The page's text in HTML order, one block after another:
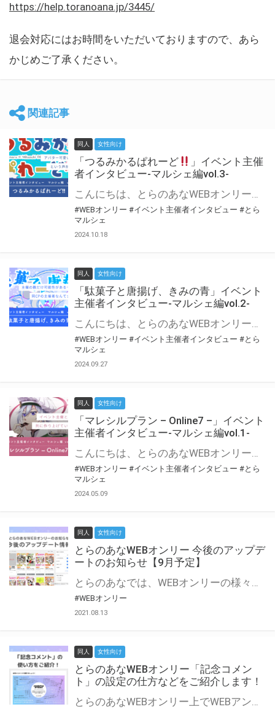
https://help.toranoana.jp/3445/
退会対応にはお時間をいただいておりますので、あら
かじめご了承ください。
関連記事
同人 女性向け
「つるみかるぱれーど
」イベント主催
者インタビュー-マルシェ編vol.3-
こんにちは、とらのあなWEBオンリー運営スタッフです。 新たにお届けする、イベント主催者インタビュー-マルシェ編-は、 とらのあなWEBオンリー「マルシェ」をご利用した主催様に 「マルシェ」を使って開催した感想や心がけをお聞きする企画です。 今回は、WEBオンリー初開催「つるみかるぱれーど
#WEBオンリー #イベント主催者インタビュー #とら
マルシェ
2024.10.18
同人 女性向け
「駄菓子と唐揚げ、きみの青」イベント
主催者インタビュー-マルシェ編vol.2-
こんにちは、とらのあなWEBオンリー運営スタッフです。 新たにお届けする、イベント主催者インタビュー-マルシェ編-は、 とらのあなWEBオンリー「マルシェ」をご利用の主催様に 「マルシェ」を使ってイベントを開催した感想や心がけをお聞きする企画です。 今回は、WEBオンリー初開催「駄菓子と唐揚げ、きみの青」より、 主催のぎこ六屋様にお話を伺いました。 協力：ぎこ六屋様／イベント公式Twitter（@krkgwks） とらのあなWEBオンリー「マルシェ」とは？ WEBオンリーでリアルタイムでコミュニケーションがとれるオンライン会場です。
#WEBオンリー #イベント主催者インタビュー #とら
マルシェ
2024.09.27
同人 女性向け
「マレシルプラン – Online7 –」イベント
主催者インタビュー-マルシェ編vol.1-
こんにちは、とらのあなWEBオンリー運営スタッフです。 新たにお届けする、イベント主催者インタビュー-マルシェ編-は、 とらのあなWEBオンリー「マルシェ」をご利用した主催様に 「マルシェ」を使って開催した感想や心がけをお聞きする企画です。 今回は、WEBオンリー開催7回目迎えた「マレシルプラン – Online7 –」より、 主催の玉川うた様にお話を伺いました。 ▼マレシルプランのインタビュー前回記事 「イベント主催者インタビュー vol.6」はこちら 協力：玉川うた様（マレシルプラン実行委員会 代表）／イベント公式Twitter（@mallesil_plan） とらのあなWEBオンリー「マルシェ」とは？ WEBオンリーでリアルタイムでコミュニケーションがとれるオンライン会場です。
#WEBオンリー #イベント主催者インタビュー #とら
マルシェ
2024.05.09
同人 女性向け
とらのあなWEBオンリー 今後のアップデ
ートのお知らせ【9月予定】
とらのあなでは、WEBオンリーの様々な支援を実施しています。 今回は2021年9月に実装を予定しているアップデート情報についてご紹介いたします。 とらのあなWEBオンリーサイトはこちら
#WEBオンリー
2021.08.13
同人 女性向け
とらのあなWEBオンリー「記念コメン
ト」の設定の仕方などをご紹介します！
とらのあなWEBオンリー上でWEBアンソロジーが作成できる「記念コメント」について、その使い方や作成手順を解説します！ 支援タイプを「サークル参加型」「サークル参加型・マルシェ(イベント会場)機能付き」でお申し込みいただいている主催者様はぜひご活用ください♪ とらのあなWEBオンリーサイトはこちら